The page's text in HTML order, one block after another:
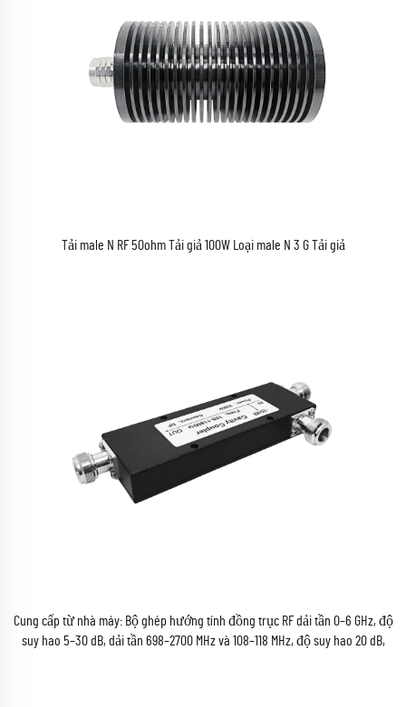
Tải male N RF 50ohm Tải giả 100W Loại male N 3 G Tải giả
Cung cấp từ nhà máy: Bộ ghép hướng tính đồng trục RF dải tần 0–6 GHz, độ
suy hao 5–30 dB, dải tần 698–2700 MHz và 108–118 MHz, độ suy hao 20 dB,